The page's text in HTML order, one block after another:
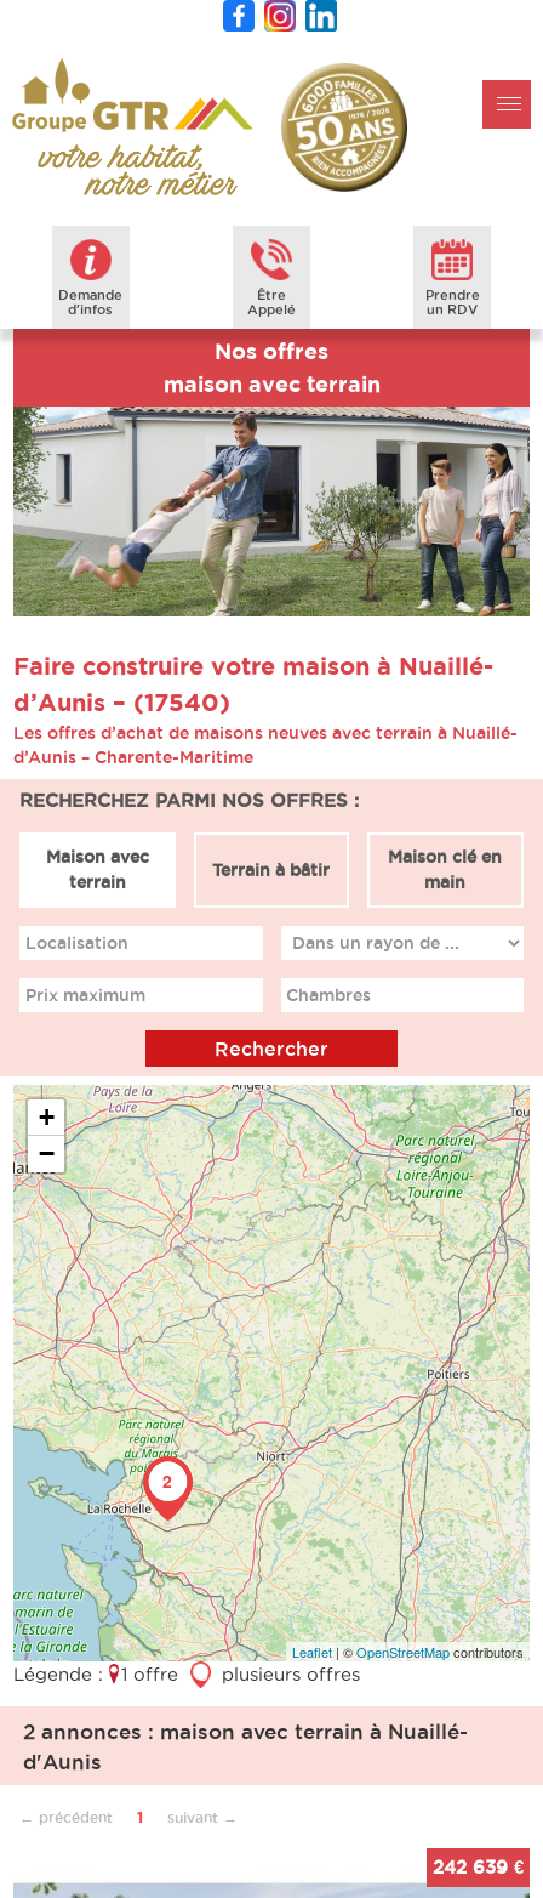
Demande
d'infos
Être
Appelé
Prendre
un RDV
Nos offres
maison avec terrain
Faire construire votre maison à Nuaillé-
d’Aunis – (17540)
Les offres d’achat de maisons neuves avec terrain à Nuaillé-
d’Aunis – Charente-Maritime
RECHERCHEZ PARMI NOS OFFRES :
Maison avec
terrain
Terrain à bâtir
Maison clé en
main
Localisation
Prix maximum Chambres
2
+
−
Leaflet| ©OpenStreetMapcontributors
Légende : 1 offre 3 plusieurs offres
2 annonces : maison avec terrain à Nuaillé-
d'Aunis
← précédent 1 suivant →
242 639 €